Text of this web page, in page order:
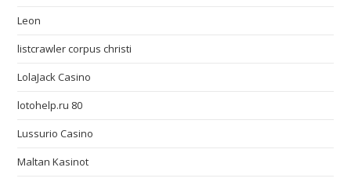
Leon
listcrawler corpus christi
LolaJack Casino
lotohelp.ru 80
Lussurio Casino
Maltan Kasinot